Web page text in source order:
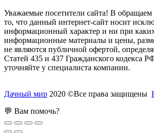
Уважаемые посетители сайта! В
то, что данный интернет-сайт носит
информационный характер и ни при
информационные материалы и цены,
не являются публичной офертой,
Статей 435 и 437 Гражданского кодекса
уточняйте у специалиста компании.
Дачный мир 2020 ©Все права защищены
💬 Вам помочь?